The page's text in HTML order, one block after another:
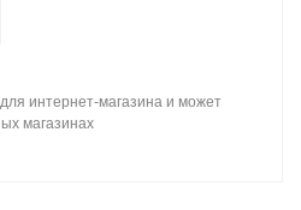
интернет-магазина и может
магазинах